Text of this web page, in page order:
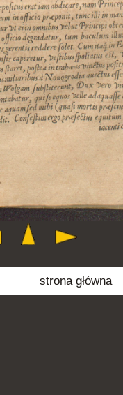
strona główna